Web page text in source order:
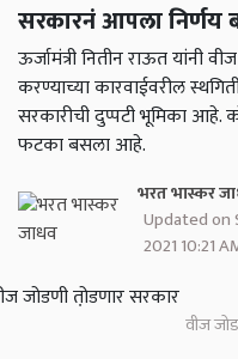
सरकारनं आपला निर्णय
ऊर्जामंत्री नितीन राऊत यांनी
करण्याच्या कारवाईवरील
सरकारीची दुप्पटी भूमिका आहे.
फटका बसला आहे.
भरत भास्कर
Updated on
2021 10:21
वीज